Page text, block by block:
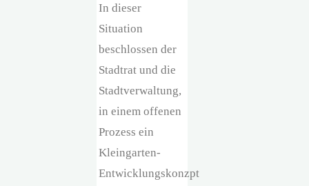
In dieser
Situation
beschlossen der
Stadtrat und die
Stadtverwaltung,
in einem offenen
Prozess ein
Kleingarten-
Entwicklungskonzpt